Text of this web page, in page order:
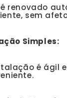
é renovado
sem
Simples:
é ágil